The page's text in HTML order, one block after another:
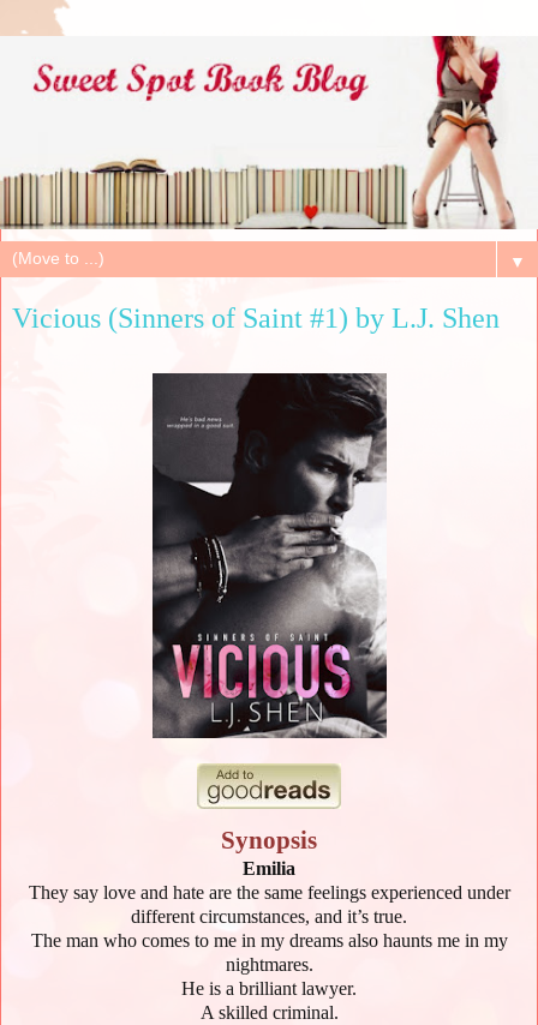
▼
Vicious (Sinners of Saint #1) by L.J. Shen
Synopsis
Emilia
They say love and hate are the same feelings experienced under
different circumstances, and it’s true.
The man who comes to me in my dreams also haunts me in my
nightmares.
He is a brilliant lawyer.
A skilled criminal.